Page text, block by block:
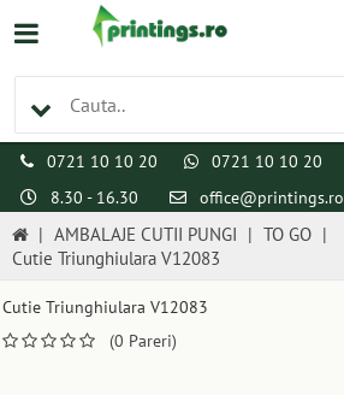
0721 10 10 20 0721 10 10 20
8.30 - 16.30
office@printings.ro
| AMBALAJE CUTII PUNGI | TO GO |
Cutie Triunghiulara V12083
Cutie Triunghiulara V12083
(0 Pareri)